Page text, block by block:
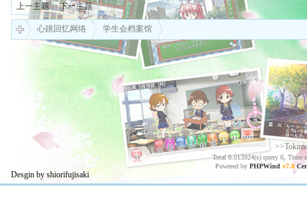
上一主题 下一主题
心跳回忆网络 学生会档案馆
Total 0.013924(s) query 6, Time
Powered by PHPWind v7.0
Desgin by shiorifujisaki